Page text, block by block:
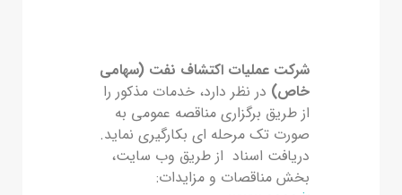
شرکت عملیات اکتشاف نفت (سهامی
خاص) در نظر دارد، خدمات مذکور را
از طریق برگزاری مناقصه عمومی به
صورت تک مرحله ای بکارگیری نماید.
دریافت اسناد از طریق وب سایت،
بخش مناقصات و مزایدات: